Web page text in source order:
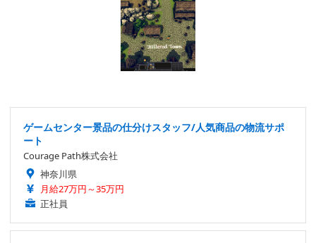
ゲームセンター景品の仕分けスタッフ/人気商品の物流サポ
ート
Courage Path株式会社
神奈川県
月給27万円～35万円
正社員